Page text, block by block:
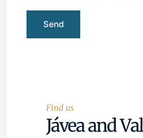
Find us
Jávea and
Send